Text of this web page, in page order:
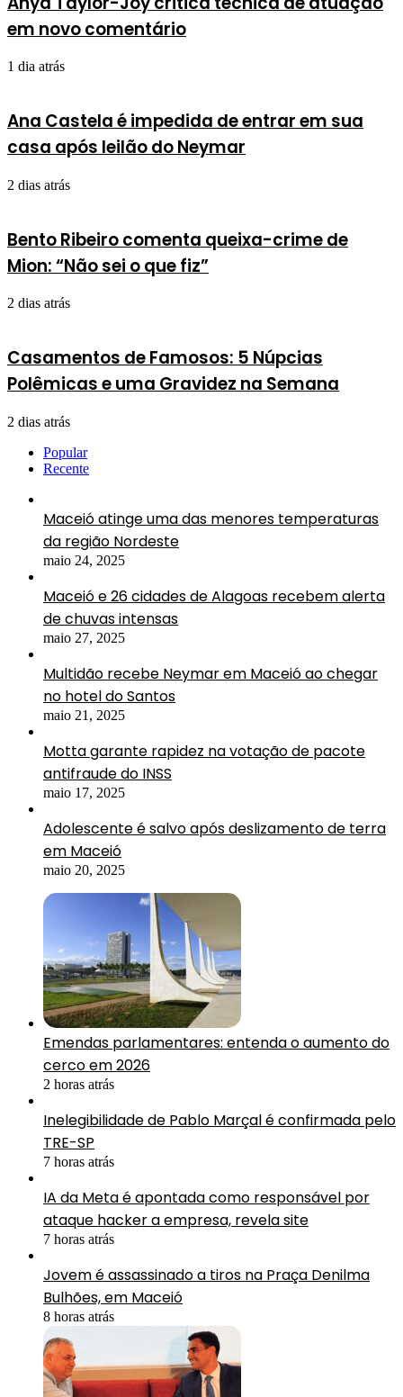
em novo comentário
1 dia atrás
Ana Castela é impedida de entrar em sua
casa após leilão do Neymar
2 dias atrás
Bento Ribeiro comenta queixa-crime de
Mion: “Não sei o que fiz”
2 dias atrás
Casamentos de Famosos: 5 Núpcias
Polêmicas e uma Gravidez na Semana
2 dias atrás
Popular
Recente
Maceió atinge uma das menores temperaturas
da região Nordeste
maio 24, 2025
Maceió e 26 cidades de Alagoas recebem alerta
de chuvas intensas
maio 27, 2025
Multidão recebe Neymar em Maceió ao chegar
no hotel do Santos
maio 21, 2025
Motta garante rapidez na votação de pacote
antifraude do INSS
maio 17, 2025
Adolescente é salvo após deslizamento de terra
em Maceió
maio 20, 2025
Emendas parlamentares: entenda o aumento do
cerco em 2026
2 horas atrás
Inelegibilidade de Pablo Marçal é confirmada pelo
TRE-SP
7 horas atrás
IA da Meta é apontada como responsável por
ataque hacker a empresa, revela site
7 horas atrás
Jovem é assassinado a tiros na Praça Denilma
Bulhões, em Maceió
8 horas atrás